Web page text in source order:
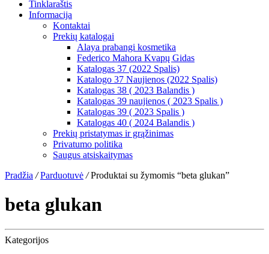
Tinklaraštis
Informacija
Kontaktai
Prekių katalogai
Alaya prabangi kosmetika
Federico Mahora Kvapų Gidas
Katalogas 37 (2022 Spalis)
Katalogo 37 Naujienos (2022 Spalis)
Katalogas 38 ( 2023 Balandis )
Katalogas 39 naujienos ( 2023 Spalis )
Katalogas 39 ( 2023 Spalis )
Katalogas 40 ( 2024 Balandis )
Prekių pristatymas ir grąžinimas
Privatumo politika
Saugus atsiskaitymas
Pradžia / Parduotuvė /Produktai su žymomis “beta glukan”
beta glukan
Kategorijos